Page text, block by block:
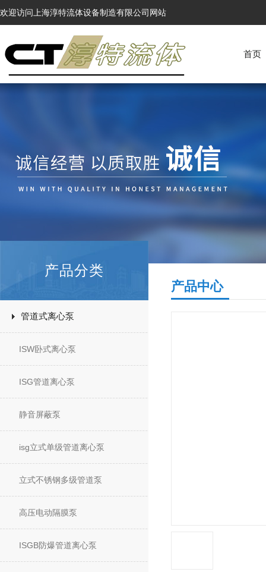
欢迎访问上海淳特流体设备制造有限公司网站
首页
产品分类
管道式离心泵
ISW卧式离心泵
ISG管道离心泵
静音屏蔽泵
isg立式单级管道离心泵
立式不锈钢多级管道泵
高压电动隔膜泵
ISGB防爆管道离心泵
产品中心